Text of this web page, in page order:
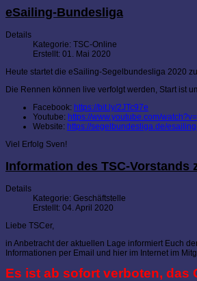
eSailing-Bundesliga
Details
Kategorie: TSC-Online
Erstellt: 01. Mai 2020
Heute startet die eSailing-Segelbundesliga 2020
Die Rennen können live verfolgt werden, Start ist
Facebook: https://bit.ly/2JTc97e
Youtube: https://www.youtube.com/
Website: https://segelbundesliga.de/
Viel Erfolg Sven!
Information des TSC-Vorstands
Details
Kategorie: Geschäftstelle
Erstellt: 04. April 2020
Liebe TSCer,
in Anbetracht der aktuellen Lage informiert Euch
Informationen per Email und hier im Internet im
Es ist ab sofort verboten, das